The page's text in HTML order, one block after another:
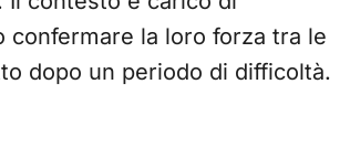
confermare la loro forza tra le
dopo un periodo di difficoltà.